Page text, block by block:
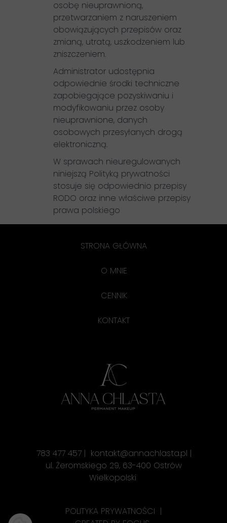
osobę nieuprawnioną,
przetwarzaniem z naruszeniem
obowiązujących przepisów oraz
zmianą, utratą, uszkodzeniem lub
zniszczeniem.
Administrator udostępnia
odpowiednie środki techniczne
zapobiegające pozyskiwaniu i
modyfikowaniu przez osoby
nieuprawnione, danych
osobowych przesyłanych drogą
elektroniczną.
W sprawach nieuregulowanych
niniejszą Polityką prywatności
stosuje się odpowiednio przepisy
RODO oraz inne właściwe przepisy
prawa polskiego
STRONA GŁÓWNA
O MNIE
CENNIK
KONTAKT
783 477 457 | kontakt@annachlasta.pl |
ul. Żeromskiego 29, 63-400 Ostrów
Wielkopolski
POLITYKA PRYWATNOŚCI |